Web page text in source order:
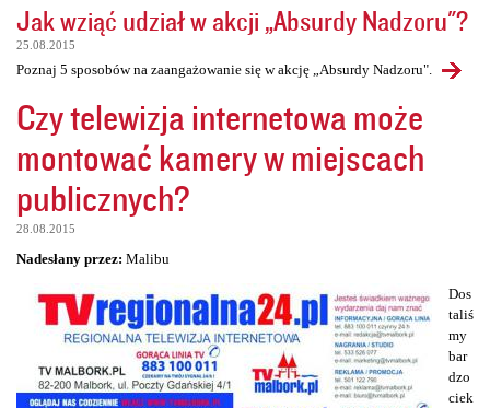
Jak wziąć udział w akcji „Absurdy Nadzoru"?
25.08.2015
Poznaj 5 sposobów na zaangażowanie się w akcję „Absurdy Nadzoru".
Czy telewizja internetowa może
montować kamery w miejscach
publicznych?
28.08.2015
Nadesłany przez: Malibu
Dos
taliś
my
bar
dzo
ciek